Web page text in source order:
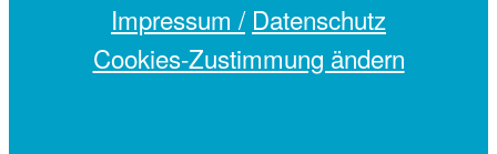
Impressum / Datenschutz
Cookies-Zustimmung ändern